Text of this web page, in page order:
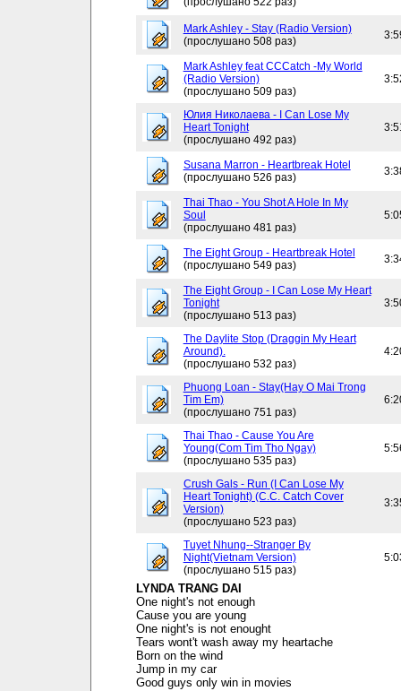
Mark Ashley - Stay (Radio Version)
(прослушано 508 раз)
Mark Ashley feat CCCatch -My World
(Radio Version)
(прослушано 509 раз)
Юлия Николаева - I Can Lose My
Heart Tonight
(прослушано 492 раз)
Susana Marron - Heartbreak Hotel
(прослушано 526 раз)
Thai Thao - You Shot A Hole In My
Soul
(прослушано 481 раз)
The Eight Group - Heartbreak Hotel
(прослушано 549 раз)
The Eight Group - I Can Lose My Heart
Tonight
(прослушано 513 раз)
The Daylite Stop (Draggin My Heart
Around).
(прослушано 532 раз)
Phuong Loan - Stay(Hay O Mai Trong
Tim Em)
(прослушано 751 раз)
Thai Thao - Cause You Are
Young(Com Tim Tho Ngay)
(прослушано 535 раз)
Crush Gals - Run (I Can Lose My
Heart Tonight) (C.C. Catch Cover
Version)
(прослушано 523 раз)
Tuyet Nhung--Stranger By
Night(Vietnam Version)
(прослушано 515 раз)
LYNDA TRANG DAI
One night's not enough
Cause you are young
One night's is not enought
Tears wont't wash away my heartache
Born on the wind
Jump in my car
Good guys only win in movies